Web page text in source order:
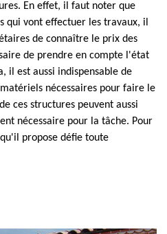
En effet, il faut noter que
qui vont effectuer les travaux, il
de connaître le prix des
de prendre en compte l'état
il est aussi indispensable de
nécessaires pour faire le
ces structures peuvent aussi
nécessaire pour la tâche. Pour
propose défie toute